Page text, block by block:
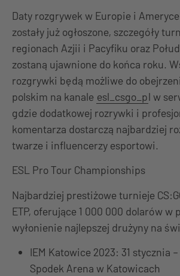
Daty rozgrywek w Europie i
zostały już ogłoszone, szczegóły
regionach Azjii i Pacyfiku oraz
zostaną ujawnione do końca roku.
rozgrywki będą możliwe do
polskim na kanale esl_csgo_pl w
gdzie dodatkowej rozrywki i
komentarza dostarczą najbardziej
twarze i influencerzy esportowi.
ESL Pro Tour Championships
Najbardziej prestiżowe turnieje
ETP, oferujące 1 000 000 dolarów w
wyłonienie najlepszej drużyny na
IEM Katowice 2023: 31 stycznia
Spodek Arena w Katowicach